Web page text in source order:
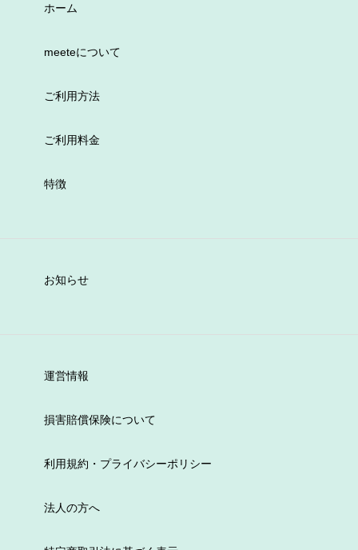
ホーム
meeteについて
ご利用方法
ご利用料金
特徴
お知らせ
運営情報
損害賠償保険について
利用規約・プライバシーポリシー
法人の方へ